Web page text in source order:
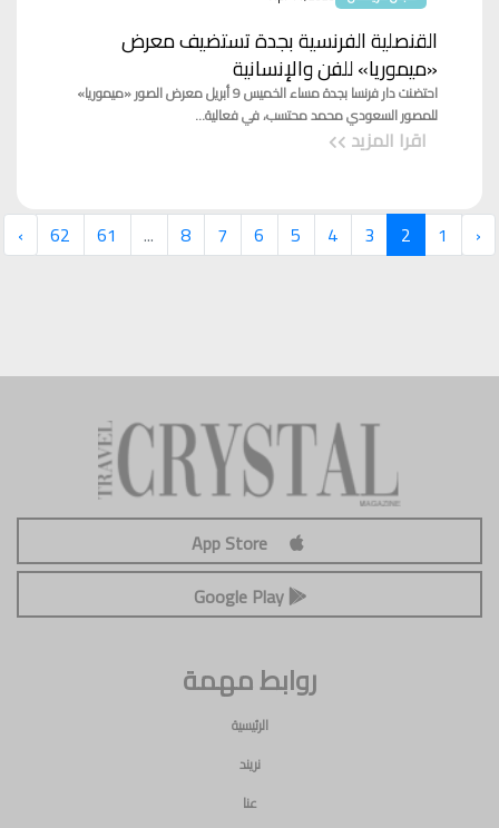
القنصلية الفرنسية بجدة تستضيف معرض
«ميموريا» للفن والإنسانية
احتضنت دار فرنسا بجدة مساء الخميس 9 أبريل معرض الصور «ميموريا»
للمصور السعودي محمد محتسب، في فعالية...
اقرا المزيد
‹
1
2
3
4
5
6
7
8
...
61
62
›
App Store
Google Play
روابط مهمة
الرئيسية
نريند
عنا